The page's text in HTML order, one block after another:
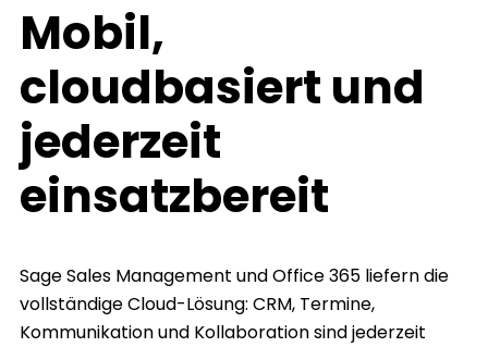
Mobil,
cloudbasiert und
jederzeit
einsatzbereit
Sage Sales Management und Office 365 liefern die
vollständige Cloud-Lösung: CRM, Termine,
Kommunikation und Kollaboration sind jederzeit